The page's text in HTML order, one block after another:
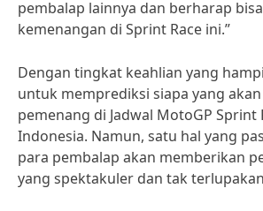
pembalap lainnya dan berharap
kemenangan di Sprint Race ini.”
Dengan tingkat keahlian yang
untuk memprediksi siapa yang
pemenang di Jadwal MotoGP Sprint
Indonesia. Namun, satu hal yang
para pembalap akan memberikan
yang spektakuler dan tak